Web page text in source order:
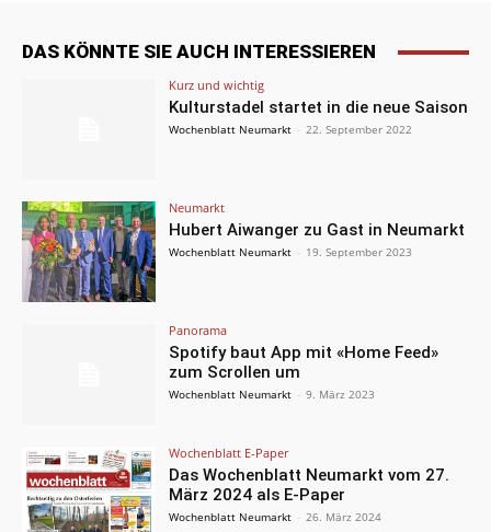
DAS KÖNNTE SIE AUCH INTERESSIEREN
Kurz und wichtig
Kulturstadel startet in die neue Saison
Wochenblatt Neumarkt - 22. September 2022
Neumarkt
Hubert Aiwanger zu Gast in Neumarkt
Wochenblatt Neumarkt - 19. September 2023
Panorama
Spotify baut App mit «Home Feed»
zum Scrollen um
Wochenblatt Neumarkt - 9. März 2023
Wochenblatt E-Paper
Das Wochenblatt Neumarkt vom 27.
März 2024 als E-Paper
Wochenblatt Neumarkt - 26. März 2024